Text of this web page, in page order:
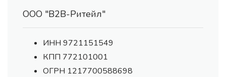
ООО "В2В-Ритейл"
ИНН 9721151549
КПП 772101001
ОГРН 1217700588698